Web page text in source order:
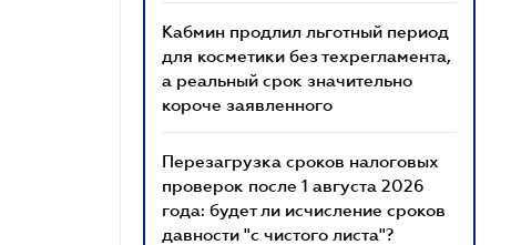
Кабмин продлил льготный период
для косметики без техрегламента,
а реальный срок значительно
короче заявленного
Перезагрузка сроков налоговых
проверок после 1 августа 2026
года: будет ли исчисление сроков
давности "с чистого листа"?